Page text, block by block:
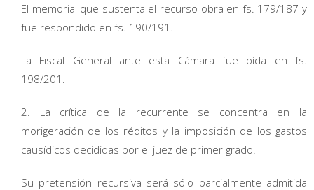
El memorial que sustenta el recurso obra en fs. 179/187 y
fue respondido en fs. 190/191.
La Fiscal General ante esta Cámara fue oída en fs.
198/201.
2. La crítica de la recurrente se concentra en la
morigeración de los réditos y la imposición de los gastos
causídicos decididas por el juez de primer grado.
Su pretensión recursiva será sólo parcialmente admitida